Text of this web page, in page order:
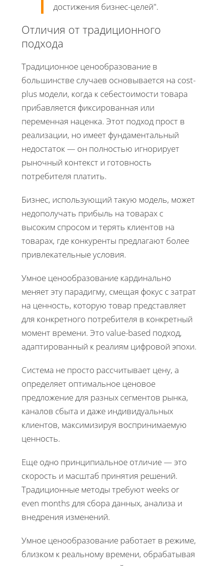
достижения бизнес-целей .
Отличия от традиционного
подхода
Традиционное ценообразование в
большинстве случаев основывается на cost-
plus модели, когда к себестоимости товара
прибавляется фиксированная или
переменная наценка. Этот подход прост в
реализации, но имеет фундаментальный
недостаток — он полностью игнорирует
рыночный контекст и готовность
потребителя платить.
Бизнес, использующий такую модель, может
недополучать прибыль на товарах с
высоким спросом и терять клиентов на
товарах, где конкуренты предлагают более
привлекательные условия.
Умное ценообразование кардинально
меняет эту парадигму, смещая фокус с затрат
на ценность, которую товар представляет
для конкретного потребителя в конкретный
момент времени. Это value-based подход,
адаптированный к реалиям цифровой эпохи.
Система не просто рассчитывает цену, а
определяет оптимальное ценовое
предложение для разных сегментов рынка,
каналов сбыта и даже индивидуальных
клиентов, максимизируя воспринимаемую
ценность.
Еще одно принципиальное отличие — это
скорость и масштаб принятия решений.
Традиционные методы требуют weeks or
even months для сбора данных, анализа и
внедрения изменений.
Умное ценообразование работает в режиме,
близком к реальному времени, обрабатывая